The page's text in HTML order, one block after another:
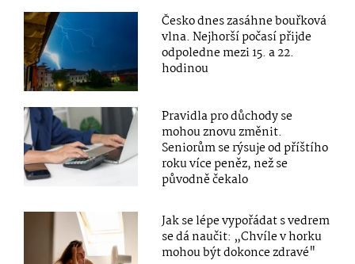
Česko dnes zasáhne bouřková
vlna. Nejhorší počasí přijde
odpoledne mezi 15. a 22.
hodinou
Pravidla pro důchody se
mohou znovu změnit.
Seniorům se rýsuje od příštího
roku více peněz, než se
původně čekalo
Jak se lépe vypořádat s vedrem
se dá naučit: „Chvíle v horku
mohou být dokonce zdravé"